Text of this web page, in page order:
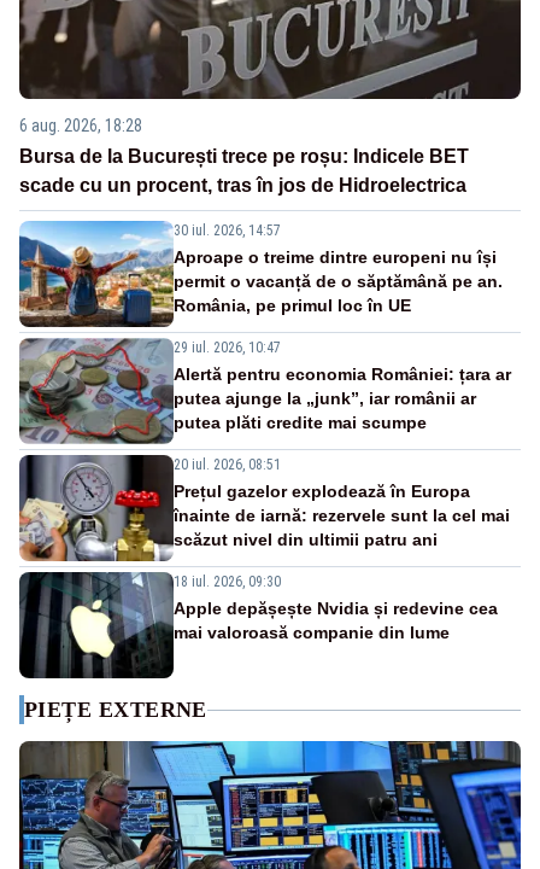
6 aug. 2026, 18:28
Bursa de la București trece pe roșu: Indicele BET
scade cu un procent, tras în jos de Hidroelectrica
30 iul. 2026, 14:57
Aproape o treime dintre europeni nu își
permit o vacanță de o săptămână pe an.
România, pe primul loc în UE
29 iul. 2026, 10:47
Alertă pentru economia României: țara ar
putea ajunge la „junk”, iar românii ar
putea plăti credite mai scumpe
20 iul. 2026, 08:51
Prețul gazelor explodează în Europa
înainte de iarnă: rezervele sunt la cel mai
scăzut nivel din ultimii patru ani
18 iul. 2026, 09:30
Apple depășește Nvidia și redevine cea
mai valoroasă companie din lume
PIEȚE EXTERNE